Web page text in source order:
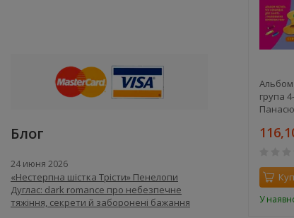
група
У
Блог
24 июня 2026
«Нестерпна шістка Трісти» Пенелопи
Дуглас: dark romance про небезпечне
тяжіння, секрети й заборонені бажання